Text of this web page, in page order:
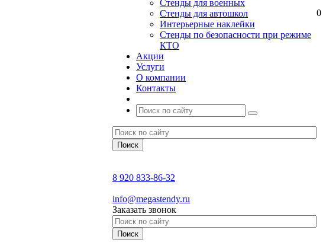
Стенды для военных
Стенды для автошкол
Интерьерные наклейки
Стенды по безопасности при режиме
КТО
Акции
Услуги
О компании
Контакты
8 920 833-86-32
info@megastendy.ru
Заказать звонок
0